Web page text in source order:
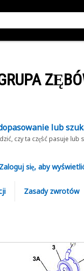
lub
czy ta część pasuje lub
Zaloguj się, aby
Zasady zwrotów